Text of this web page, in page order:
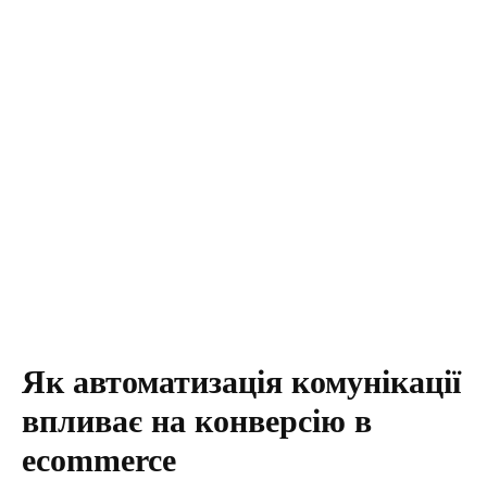
Як автоматизація комунікації
впливає на конверсію в
ecommerce